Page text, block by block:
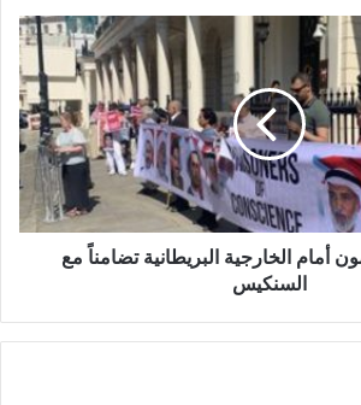
أمام الخارجية البريطانية تضامناً مع
السنكيس